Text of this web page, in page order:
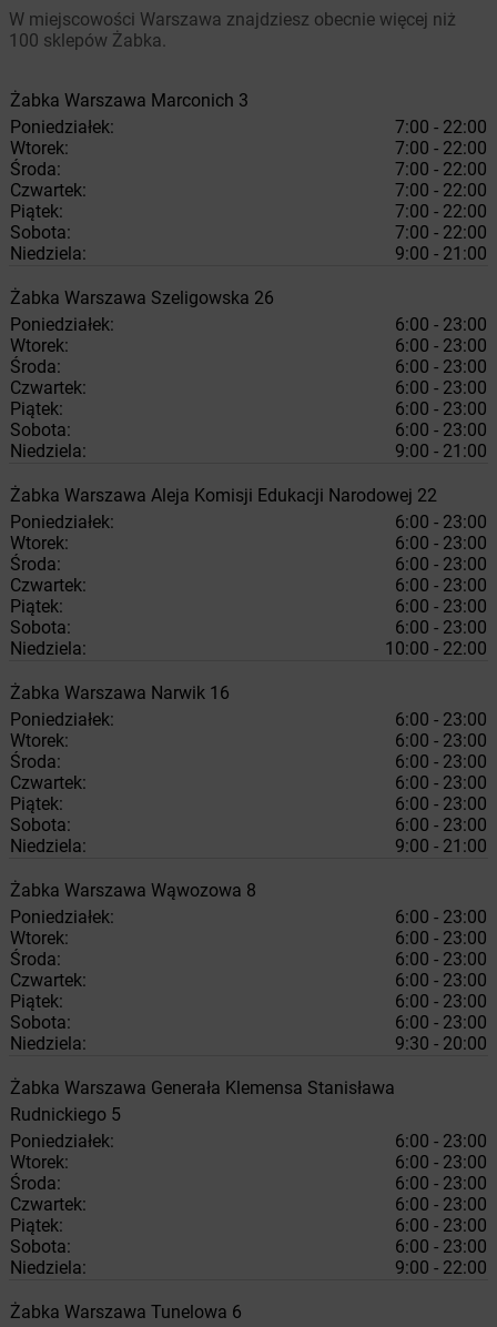
W miejscowości Warszawa znajdziesz obecnie więcej niż
100 sklepów Żabka.
Żabka Warszawa Marconich 3
Poniedziałek:
7:00 - 22:00
Wtorek:
7:00 - 22:00
Środa:
7:00 - 22:00
Czwartek:
7:00 - 22:00
Piątek:
7:00 - 22:00
Sobota:
7:00 - 22:00
Niedziela:
9:00 - 21:00
Żabka Warszawa Szeligowska 26
Poniedziałek:
6:00 - 23:00
Wtorek:
6:00 - 23:00
Środa:
6:00 - 23:00
Czwartek:
6:00 - 23:00
Piątek:
6:00 - 23:00
Sobota:
6:00 - 23:00
Niedziela:
9:00 - 21:00
Żabka Warszawa Aleja Komisji Edukacji Narodowej 22
Poniedziałek:
6:00 - 23:00
Wtorek:
6:00 - 23:00
Środa:
6:00 - 23:00
Czwartek:
6:00 - 23:00
Piątek:
6:00 - 23:00
Sobota:
6:00 - 23:00
Niedziela:
10:00 - 22:00
Żabka Warszawa Narwik 16
Poniedziałek:
6:00 - 23:00
Wtorek:
6:00 - 23:00
Środa:
6:00 - 23:00
Czwartek:
6:00 - 23:00
Piątek:
6:00 - 23:00
Sobota:
6:00 - 23:00
Niedziela:
9:00 - 21:00
Żabka Warszawa Wąwozowa 8
Poniedziałek:
6:00 - 23:00
Wtorek:
6:00 - 23:00
Środa:
6:00 - 23:00
Czwartek:
6:00 - 23:00
Piątek:
6:00 - 23:00
Sobota:
6:00 - 23:00
Niedziela:
9:30 - 20:00
Żabka Warszawa Generała Klemensa Stanisława
Rudnickiego 5
Poniedziałek:
6:00 - 23:00
Wtorek:
6:00 - 23:00
Środa:
6:00 - 23:00
Czwartek:
6:00 - 23:00
Piątek:
6:00 - 23:00
Sobota:
6:00 - 23:00
Niedziela:
9:00 - 22:00
Żabka Warszawa Tunelowa 6